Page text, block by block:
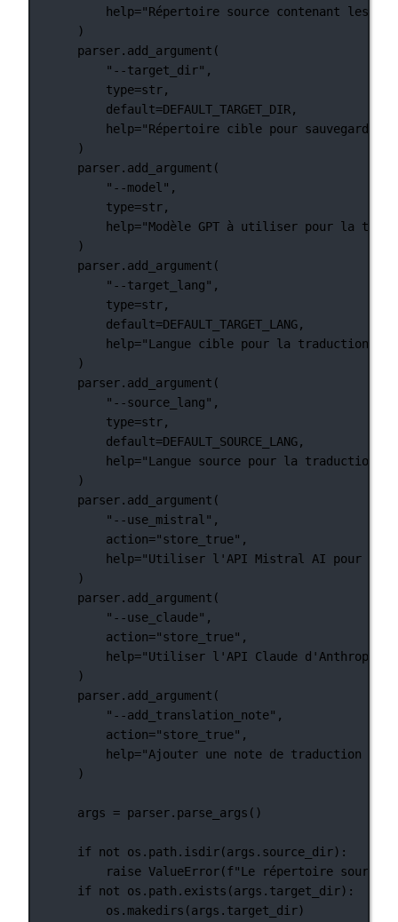
help="Répertoire source contenant les
)
parser.add_argument(
"--target_dir" ,
type=str,
default=DEFAULT_TARGET_DIR,
help="Répertoire cible pour sauvegarder
)
parser.add_argument(
"--model" ,
type=str,
help="Modèle GPT à utiliser pour la
)
parser.add_argument(
"--target_lang" ,
type=str,
default=DEFAULT_TARGET_LANG,
help="Langue cible pour la traduction"
)
parser.add_argument(
"--source_lang" ,
type=str,
default=DEFAULT_SOURCE_LANG,
help="Langue source pour la traduction"
)
parser.add_argument(
"--use_mistral" ,
action="store_true" ,
help="Utiliser l'API Mistral AI pour la
)
parser.add_argument(
"--use_claude" ,
action="store_true" ,
help="Utiliser l'API Claude d'Anthropic
)
parser.add_argument(
"--add_translation_note" ,
action="store_true" ,
help="Ajouter une note de traduction au
)
args = parser.parse_args()
if not os.path.isdir(args.source_dir):
raise ValueError(f"Le répertoire
if
not os.path.exists(args.target_dir):
os.makedirs(args.target_dir)